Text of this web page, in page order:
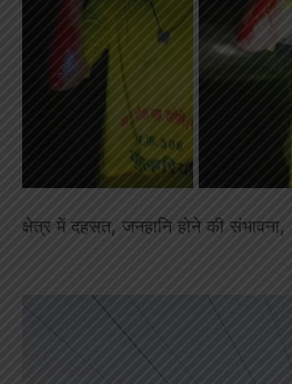
क्षेत्र में दहसत, जनहानि होने की संभावना,
Player